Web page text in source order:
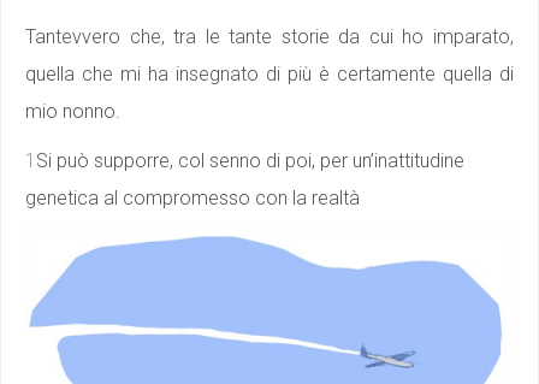
Tantevvero che, tra le tante storie da cui ho imparato,
quella che mi ha insegnato di più è certamente quella di
mio nonno.
1 Si può supporre, col senno di poi, per un’inattitudine
genetica al compromesso con la realtà